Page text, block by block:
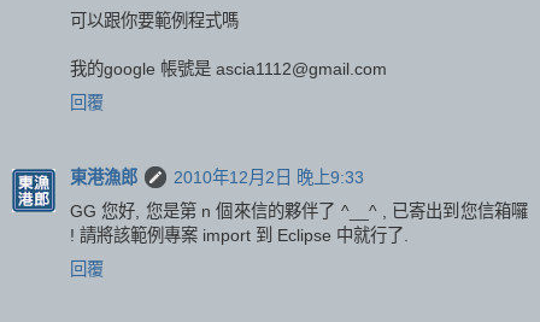
可以跟你要範例程式嗎
我的google 帳號是 ascia1112@gmail.com
回覆
東港漁郎
2010年12月2日 晚上9:33
GG 您好, 您是第 n 個來信的夥伴了 ^__^ , 已寄出到您信箱囉
! 請將該範例專案 import 到 Eclipse 中就行了.
回覆